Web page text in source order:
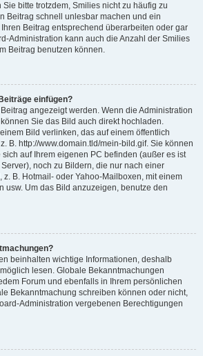
Sie bitte trotzdem, Smilies nicht zu häufig zu
Beitrag schnell unlesbar machen und ein
Beitrag entsprechend überarbeiten oder gar
Administration kann auch die Anzahl der Smilies
Beitrag benutzen können.
einfügen?
angezeigt werden. Wenn die Administration
Sie das Bild auch direkt hochladen.
Bild verlinken, das auf einem öffentlich
B. http://www.domain.tld/mein-bild.gif. Sie können
auf Ihrem eigenen PC befinden (außer es ist
noch zu Bildern, die nur nach einer
B. Hotmail- oder Yahoo-Mailboxen, mit einem
usw. Um das Bild anzuzeigen, benutze den
beinhalten wichtige Informationen, deshalb
lesen. Globale Bekanntmachungen
Forum und ebenfalls in Ihrem persönlichen
Bekanntmachung schreiben können oder nicht,
Administration vergebenen Berechtigungen